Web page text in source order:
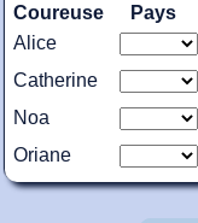
Coureuse Pays
Alice
Catherine
Noa
Oriane